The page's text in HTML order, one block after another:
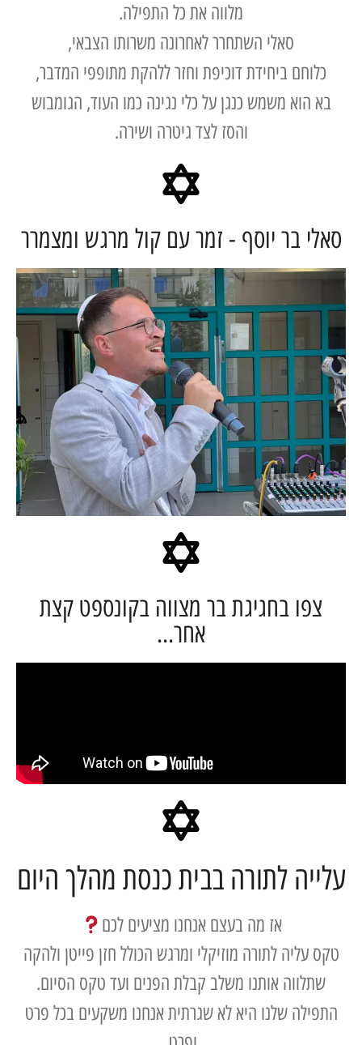
מלווה את כל התפילה.
סאלי השתחרר לאחרונה משרותו הצבאי,
ביחידת דוכיפת וחזר ללהקת מתופפי המדבר,
משמש כנגן על כלי נגינה כמו העוד, הגומבוש
והסז לצד גיטרה ושירה.
בר יוסף - זמר עם קול מרגש ומצמרר
בחגיגת בר מצווה בקונספט קצת
אחר...
לתורה בבית כנסת מהלך היום
אז מה בעצם אנחנו מציעים לכם
לתורה מוזיקלי ומרגש הכולל חזן פייטן ולהקה
אותנו משלב קבלת הפנים ועד טקס הסיום.
שלנו היא לא שגרתית אנחנו משקעים בכל פרט